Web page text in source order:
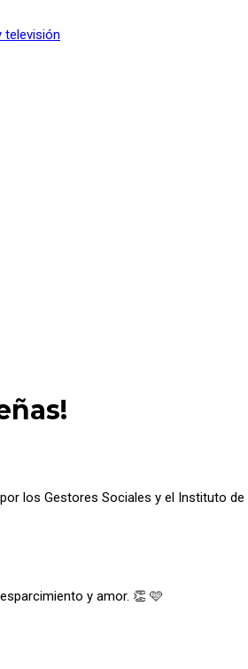
televisión
los Gestores Sociales y el Instituto de
y amor. 👏 🩷